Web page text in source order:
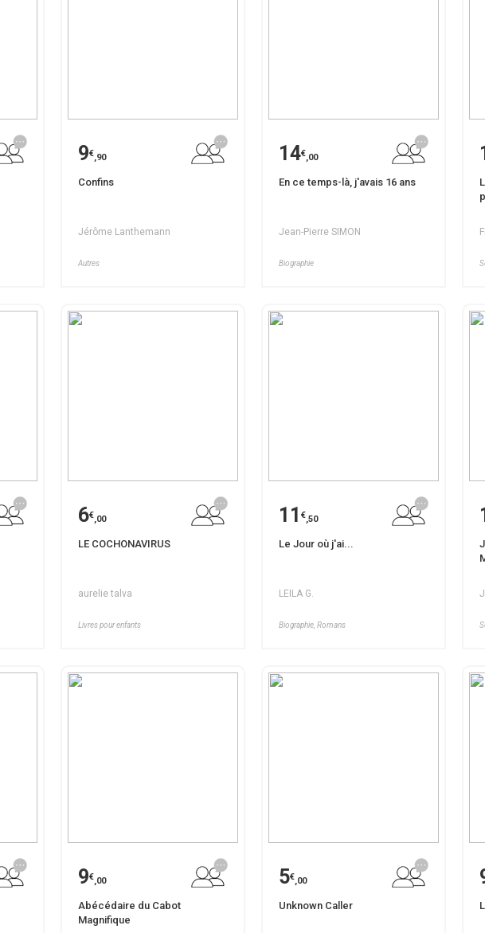
9€,90
Confins
Jérôme Lanthemann
Autres
14€,00
En ce temps-là, j'avais 16 ans
Jean-Pierre SIMON
Biographie
6€,00
LE COCHONAVIRUS
aurelie talva
Livres pour enfants
11 €,50
Le Jour où j'ai...
LEILA G.
Biographie, Romans
9€,00
Abécédaire du Cabot
Magnifique
5€,00
Unknown Caller